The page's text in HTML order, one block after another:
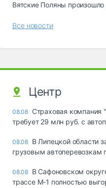
Вятские Поляны
Все новости
Центр
08.08 Страховая компания
требует 29 млн руб. с
08.08 В Липецкой области
грузовым автоперевозкам
08.08 В Сафоновском
трассе М-1 полностью